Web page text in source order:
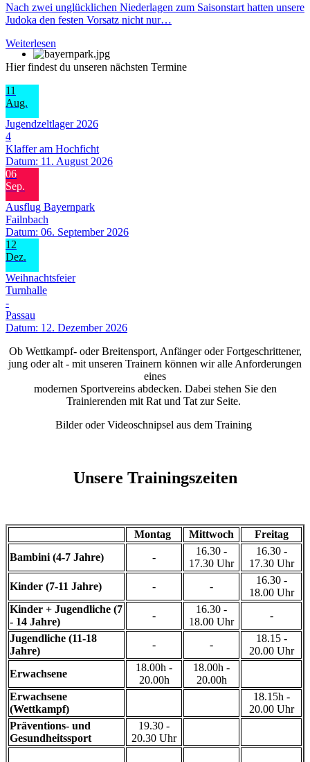
Nach zwei unglücklichen Niederlagen zum Saisonstart hatten unsere
Judoka den festen Vorsatz nicht nur…
Weiterlesen
Hier findest du unseren nächsten Termine
11
Aug.
Jugendzeltlager 2026
4
Klaffer am Hochficht
Datum: 11. August 2026
06
Sep.
Ausflug Bayernpark
Failnbach
Datum: 06. September 2026
12
Dez.
Weihnachtsfeier
Turnhalle
-
Passau
Datum: 12. Dezember 2026
Ob Wettkampf- oder Breitensport, Anfänger oder Fortgeschrittener,
jung oder alt - mit unseren Trainern können wir alle Anforderungen
eines
modernen Sportvereins abdecken. Dabei stehen Sie den
Trainierenden mit Rat und Tat zur Seite.
Bilder oder Videoschnipsel aus dem Training
Unsere Trainingszeiten
Montag Mittwoch
Freitag
Bambini (4-7 Jahre)
-
16.30 -
17.30 Uhr
16.30 -
17.30 Uhr
Kinder (7-11 Jahre)
- -
16.30 -
18.00 Uhr
Kinder + Jugendliche (7
- 14 Jahre)
-
16.30 -
18.00 Uhr
-
Jugendliche (11-18
Jahre)
- -
18.15 -
20.00 Uhr
Erwachsene
18.00h -
20.00h
18.00h -
20.00h
Erwachsene
(Wettkampf)
18.15h -
20.00 Uhr
Präventions- und
Gesundheitssport
19.30 -
20.30 Uhr